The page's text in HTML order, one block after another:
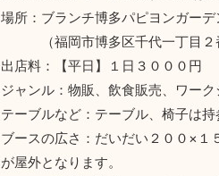
場所：ブランチ博多パピヨンガーデ
（福岡市博多区千代一丁目２
出店料：【平日】１日３０００円
ジャンル：物販、飲食販売、ワー
テーブルなど：テーブル、椅子は
ブースの広さ：だいだい２００×１
が屋外となります。